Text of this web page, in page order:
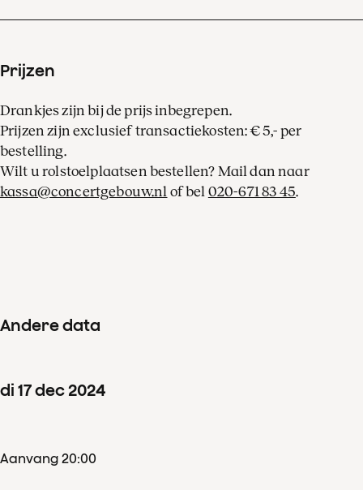
Prijzen
Drankjes zijn bij de prijs inbegrepen.
Prijzen zijn exclusief transactiekosten: € 5,- per
bestelling.
Wilt u rolstoelplaatsen bestellen? Mail dan naar
kassa@concertgebouw.nl of bel 020-671 83 45.
Andere data
di 17dec2024
Aanvang 20:00